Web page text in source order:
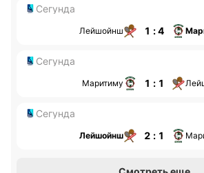
Сегунда
Лейшойнш 1 : 4
Сегунда
Маритиму 1 : 1
Сегунда
Лейшойнш 2 : 1